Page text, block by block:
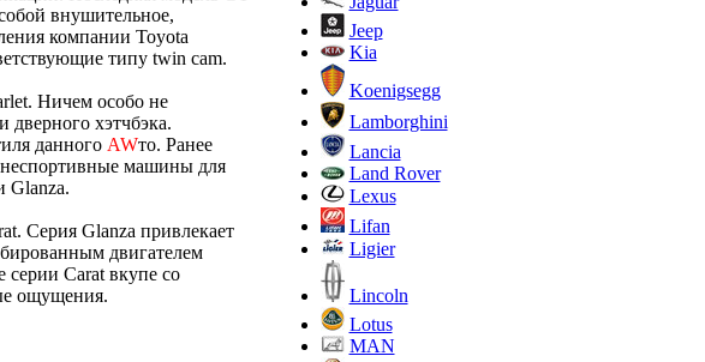
внушительное,
компании Toyota
типу twin cam.
Ничем особо не
хэтчбэка.
данного AWто. Ранее
машины для
Glanza.
Серия Glanza привлекает
двигателем
Cаrat вкупе со
ощущения.
Jeep
Kia
Koenigsegg
Lamborghini
Lancia
Land Rover
Lexus
Lifan
Ligier
Lincoln
Lotus
MAN